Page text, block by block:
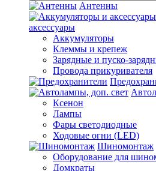
Антенны
аксессуары
Аккумуляторы
Клеммы и крепеж
Зарядные и пуско-
Провода прикуривателя
Ксенон
Лампы
Фары светодиодные
Ходовые огни (LED)
Шиномонтаж
Оборудование для
Домкраты